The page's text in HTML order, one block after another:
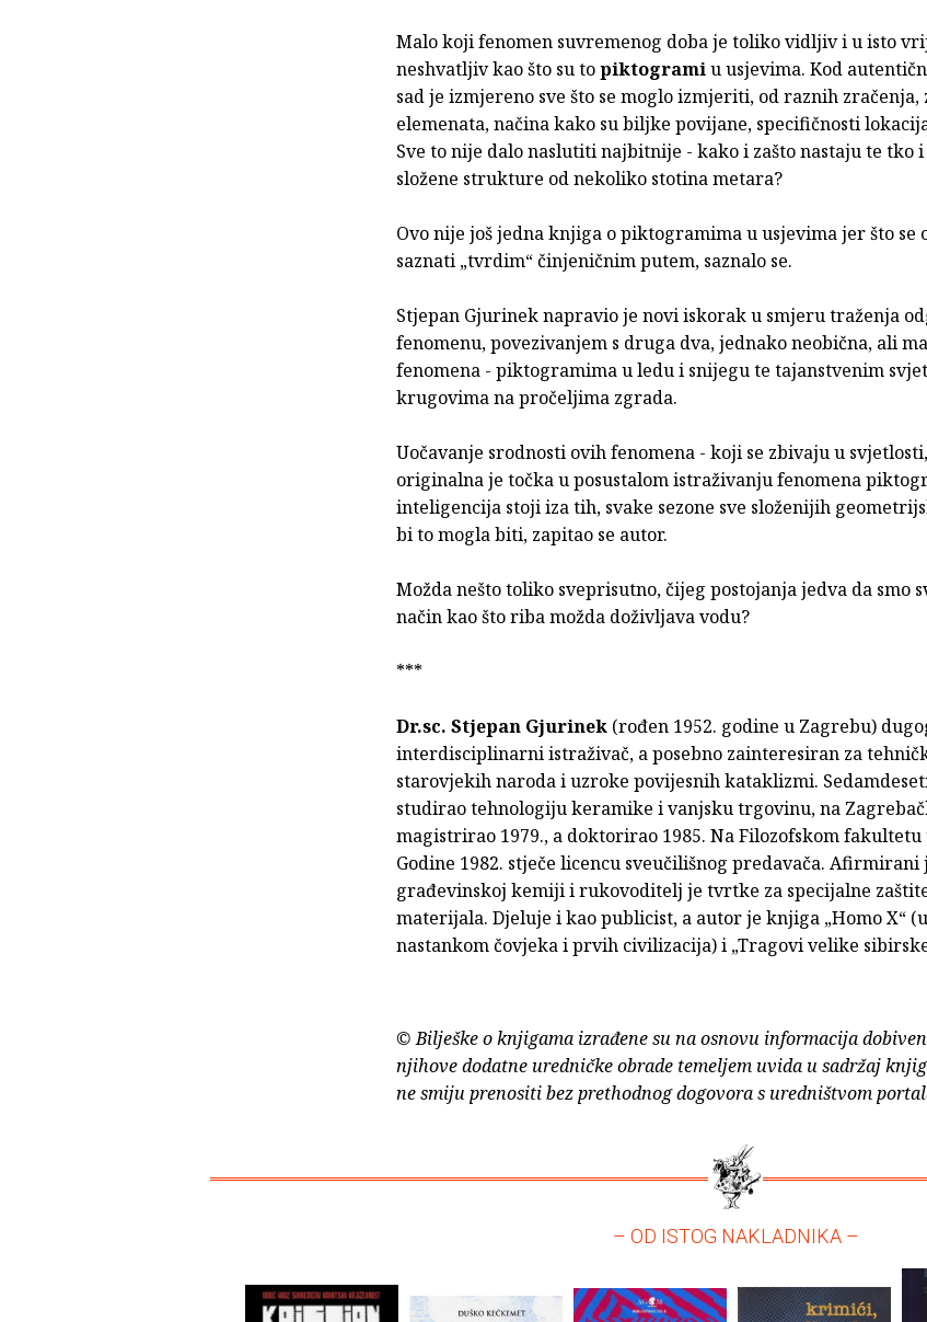
Malo koji fenomen suvremenog doba je toliko vidljiv i u isto
neshvatljiv kao što su topiktogramiu usjevima. Kod
sad je izmjereno sve što se moglo izmjeriti, od raznih zračenja,
elemenata, načina kako su biljke povijane, specifičnosti
Sve to nije dalo naslutiti najbitnije - kako i zašto nastaju te tko
složene strukture od nekoliko stotina metara?
Ovo nije još jedna knjiga o piktogramima u usjevima jer što se
saznati „tvrdim“ činjeničnim putem, saznalo se.
Stjepan Gjurinek napravio je novi iskorak u smjeru traženja
fenomenu, povezivanjem s druga dva, jednako neobična, ali
fenomena - piktogramima u ledu i snijegu te tajanstvenim
krugovima na pročeljima zgrada.
Uočavanje srodnosti ovih fenomena - koji se zbivaju u
originalna je točka u posustalom istraživanju fenomena
inteligencija stoji iza tih, svake sezone sve složenijih
bi to mogla biti, zapitao se autor.
Možda nešto toliko sveprisutno, čijeg postojanja jedva da smo
način kao što riba možda doživljava vodu?
***
Dr.sc. Stjepan Gjurinek (rođen 1952. godine u Zagrebu)
interdisciplinarni istraživač, a posebno zainteresiran za
starovjekih naroda i uzroke povijesnih kataklizmi.
studirao tehnologiju keramike i vanjsku trgovinu, na
magistrirao 1979., a doktorirao 1985. Na Filozofskom fakultetu
Godine 1982. stječe licencu sveučilišnog predavača.
građevinskoj kemiji i rukovoditelj je tvrtke za specijalne
materijala. Djeluje i kao publicist, a autor je knjiga „Homo X“
nastankom čovjeka i prvih civilizacija) i „Tragovi velike
© Bilješke o knjigama izrađene su na osnovu informacija
njihove dodatne uredničke obrade temeljem uvida u sadržaj
ne smiju prenositi bez prethodnog dogovora s uredništvom
– OD ISTOG NAKLADNIKA –